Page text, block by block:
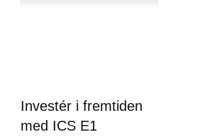
Investér i fremtiden
med ICS E1